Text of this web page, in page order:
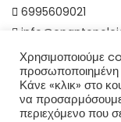
6995609021
Χρησιμοποιούμε
προσωποποιημένη
Κάνε «κλικ» στο
να προσαρμόσουμε
περιεχόμενο που